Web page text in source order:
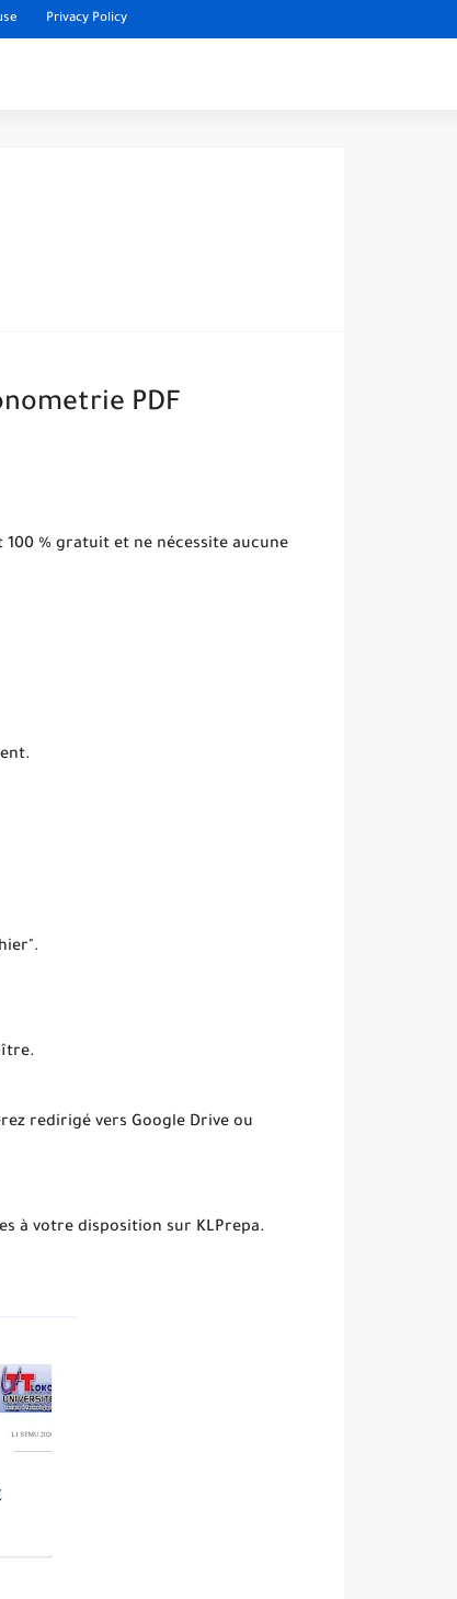
Privacy Policy
PDF
% gratuit et ne nécessite aucune
redirigé vers Google Drive ou
à votre disposition sur KLPrepa.